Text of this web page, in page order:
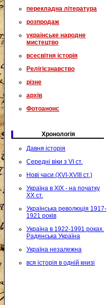
перекладна література
розпродаж
українське народне
мистецтво
всесвітня історія
Релігієзнавство
різне
архів
Фотоанонс
Хронологія
Давня історія
Середні віки з VI ст.
Нові часи (XVI-XVIII ст.)
Україна в XIX - на початку
XX ст.
Українська революція 1917-
1921 років
Україна в 1922-1991 роках.
Радянська Україна
Україна незалежна
вся історія в одній книзі